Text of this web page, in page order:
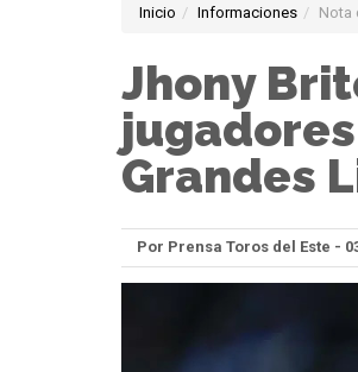
Inicio Informaciones Nota
Jhony
Grandes
Por Prensa Toros del Este -